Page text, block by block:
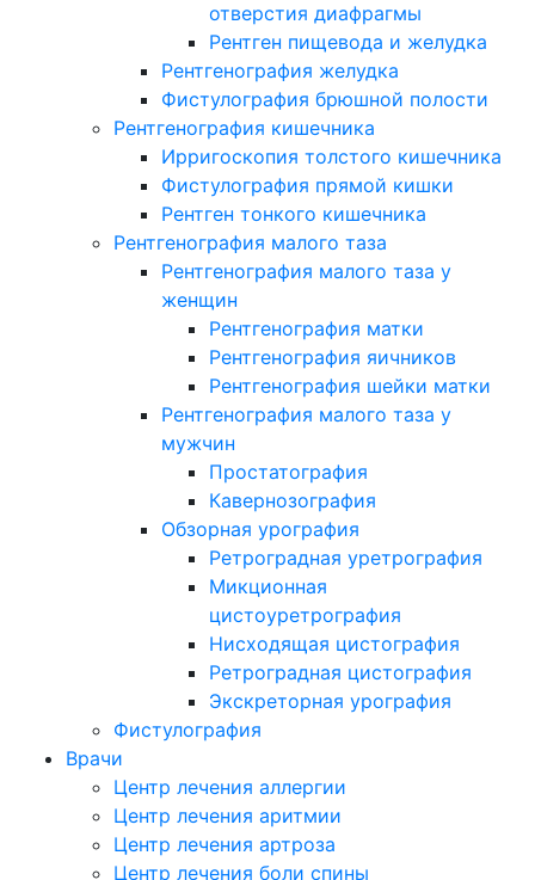
отверстия диафрагмы
Рентген пищевода и желудка
Рентгенография желудка
Фистулография брюшной полости
Рентгенография кишечника
Ирригоскопия толстого кишечника
Фистулография прямой кишки
Рентген тонкого кишечника
Рентгенография малого таза
Рентгенография малого таза у
женщин
Рентгенография матки
Рентгенография яичников
Рентгенография шейки матки
Рентгенография малого таза у
мужчин
Простатография
Кавернозография
Обзорная урография
Ретроградная уретрография
Микционная
цистоуретрография
Нисходящая цистография
Ретроградная цистография
Экскреторная урография
Фистулография
Врачи
Центр лечения аллергии
Центр лечения аритмии
Центр лечения артроза
Центр лечения боли спины